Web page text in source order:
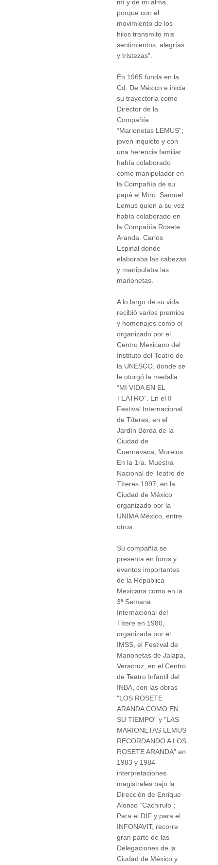
mí y de mi alma,
porque con el
movimiento de los
hilos transmito mis
sentimientos, alegrías
y tristezas”.
En 1965 funda en la
Cd. De México e inicia
su trayectoria como
Director de la
Compañía
“Marionetas LEMUS”;
joven inquieto y con
una herencia familiar
había colaborado
como manipulador en
la Compañía de su
papá el Mtro. Samuel
Lemus quien a su vez
había colaborado en
la Compañía Rosete
Aranda. Carlos
Espinal donde
elaboraba las cabezas
y manipulaba las
marionetas.
A lo largo de su vida
recibió varios premios
y homenajes como el
organizado por el
Centro Mexicano del
Instituto del Teatro de
la UNESCO, donde se
le otorgó la medalla
“MI VIDA EN EL
TEATRO”. En el II
Festival Internacional
de Títeres, en el
Jardín Borda de la
Ciudad de
Cuernavaca, Morelos.
En la 1ra. Muestra
Nacional de Teatro de
Títeres 1997, en la
Ciudad de México
organizado por la
UNIMA México, entre
otros.
Su compañía se
presenta en foros y
eventos importantes
de la República
Mexicana como en la
3ª Semana
Internacional del
Títere en 1980,
organizada por el
IMSS, el Festival de
Marionetas de Jalapa,
Veracruz, en el Centro
de Teatro Infantil del
INBA, con las obras
"LOS ROSETE
ARANDA COMO EN
SU TIEMPO" y "LAS
MARIONETAS LEMUS
RECORDANDO A LOS
ROSETE ARANDA" en
1983 y 1984
interpretaciones
magistrales bajo la
Dirección de Enrique
Alonso “Cachirulo”;
Para el DIF y para el
INFONAVIT, recorre
gran parte de las
Delegaciones de la
Ciudad de México y